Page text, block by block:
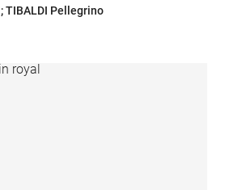
MORANDINI Francesco ; TIBALDI Pellegrino